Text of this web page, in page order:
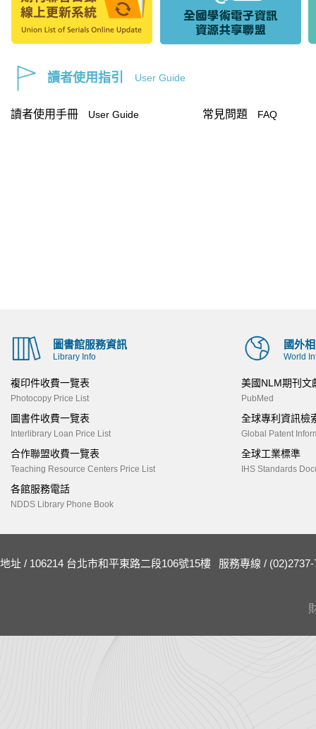
讀者使用指引 User Guide
讀者使用手冊 User Guide 常見問題 FAQ
圖書館服務資訊
Library Info
複印件收費一覽表
Photocopy Price List
圖書件收費一覽表
Interlibrary Loan Price List
合作聯盟收費一覽表
Teaching Resource Centers Price List
各館服務電話
NDDS Library Phone Book
國外
World
美國NLM期刊文
PubMed
全球專利資訊檢
Global Patent
全球工業標準
IHS Standards
地址 / 106214 台北市和平東路二段106號15樓 服務專線 / (02)2737-